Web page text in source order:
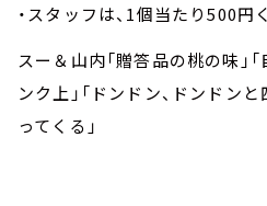
・スタッフは、1個当たり500円
スー＆山内「贈答品の桃の味」
ンク上」「ドンドン、ドンドン
ってくる」